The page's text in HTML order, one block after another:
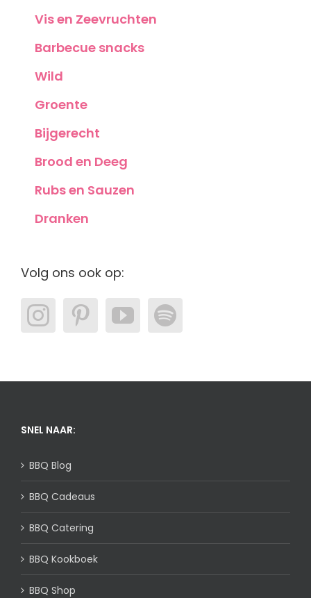
Vis en Zeevruchten
Barbecue snacks
Wild
Groente
Bijgerecht
Brood en Deeg
Rubs en Sauzen
Dranken
Volg ons ook op:
SNEL NAAR:
BBQ Blog
BBQ Cadeaus
BBQ Catering
BBQ Kookboek
BBQ Shop